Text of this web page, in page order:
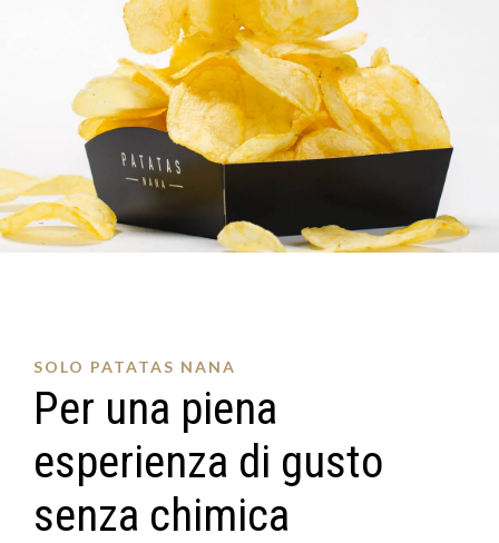
SOLO PATATAS NANA
Per una piena
esperienza di gusto
senza chimica